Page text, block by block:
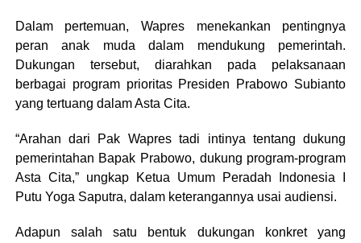
Dalam pertemuan, Wapres menekankan pentingnya
peran anak muda dalam mendukung pemerintah.
Dukungan tersebut, diarahkan pada pelaksanaan
berbagai program prioritas Presiden Prabowo Subianto
yang tertuang dalam Asta Cita.
“Arahan dari Pak Wapres tadi intinya tentang dukung
pemerintahan Bapak Prabowo, dukung program-program
Asta Cita,” ungkap Ketua Umum Peradah Indonesia I
Putu Yoga Saputra, dalam keterangannya usai audiensi.
Adapun salah satu bentuk dukungan konkret yang